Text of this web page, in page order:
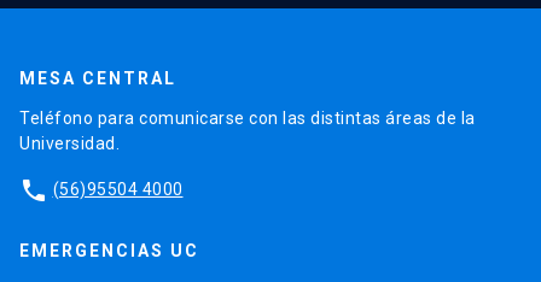
MESA CENTRAL
Teléfono para comunicarse con las distintas áreas de la
Universidad.
phone (56)95504 4000
EMERGENCIAS UC